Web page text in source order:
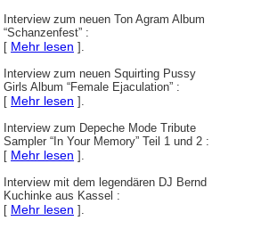
Interview zum neuen Ton Agram Album
“Schanzenfest” :
[ Mehr lesen ].
Interview zum neuen Squirting Pussy
Girls Album “Female Ejaculation” :
[ Mehr lesen ].
Interview zum Depeche Mode Tribute
Sampler “In Your Memory” Teil 1 und 2 :
[ Mehr lesen ].
Interview mit dem legendären DJ Bernd
Kuchinke aus Kassel :
[ Mehr lesen ].